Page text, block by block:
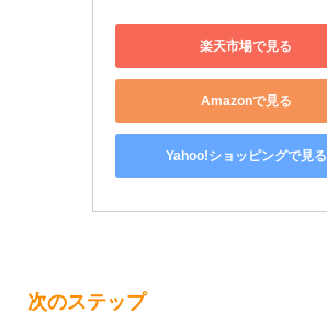
楽天市場で見る
Amazonで見る
Yahoo!ショッピングで見る
次のステップ